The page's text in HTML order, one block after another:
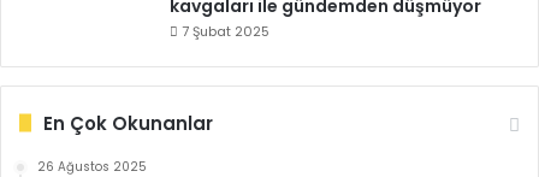
kavgaları ile gündemden düşmüyor
7 Şubat 2025
En Çok Okunanlar
26 Ağustos 2025